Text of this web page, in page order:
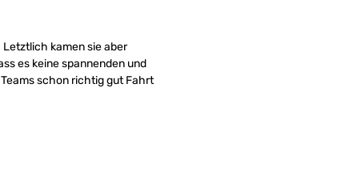
kamen sie aber
es keine spannenden und
schon richtig gut Fahrt